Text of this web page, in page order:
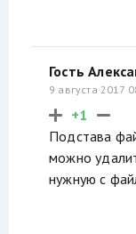
Гость
9 августа 2017
+1
Подстава
можно
нужную с